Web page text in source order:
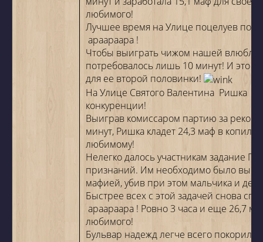
любимого!
Лучшее время на Улице поцелуев
apaapaapa !
Чтобы выиграть чижом нашей
потребовалось лишь 10 минут! И это
для ее второй половинки!
На Улице Святого Валентина Ришка
конкуренции!
Выиграв комиссаром партию за
минут, Ришка кладет 24,3 маф в
любимому!
Нелегко далось участникам задание
признаний. Им необходимо было
мафией, убив при этом мальчика и
Быстрее всех с этой задачей снова
apaapaapa ! Ровно 3 часа и еще 26,7
любимого!
Бульвар надежд легче всего